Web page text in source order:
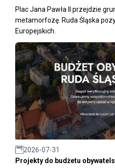
Plac Jana Pawła II przejdzie
metamorfozę. Ruda Śląska
Europejskich.
2026-07-31
Projekty do budżetu